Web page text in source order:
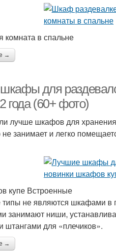
комната в спальне
→
для
года (60+ фото)
лучше шкафов для
занимает и легко
купе Встроенные
не являются шкафами в
занимают ниши,
штангами для «плечиков».
→